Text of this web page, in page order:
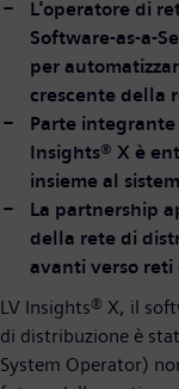
L'operatore di
Software-as-a-
per
crescente della
Parte
Insights® X è
insieme al
La partnership
della rete di
avanti verso
LV Insights® X, il
di distribuzione è
System Operator)